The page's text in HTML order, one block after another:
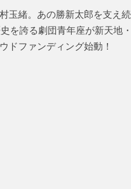
玉緒。あの勝新太郎を支え
を誇る劇団青年座が新天地
ドファンディング始動！